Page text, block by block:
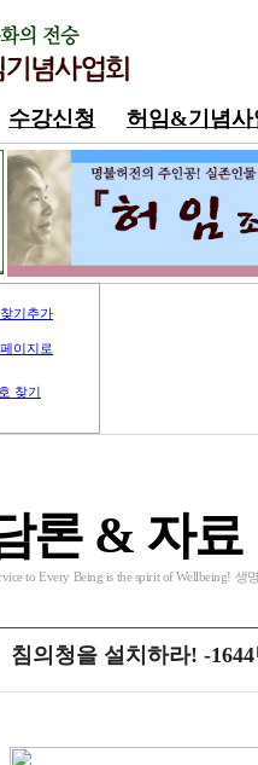
수강신청
허임&기념사
기추가
이지로
찾기
론 & 자료
to Every Being is the spirit of Wellbeing!
침의청을 설치하라! -